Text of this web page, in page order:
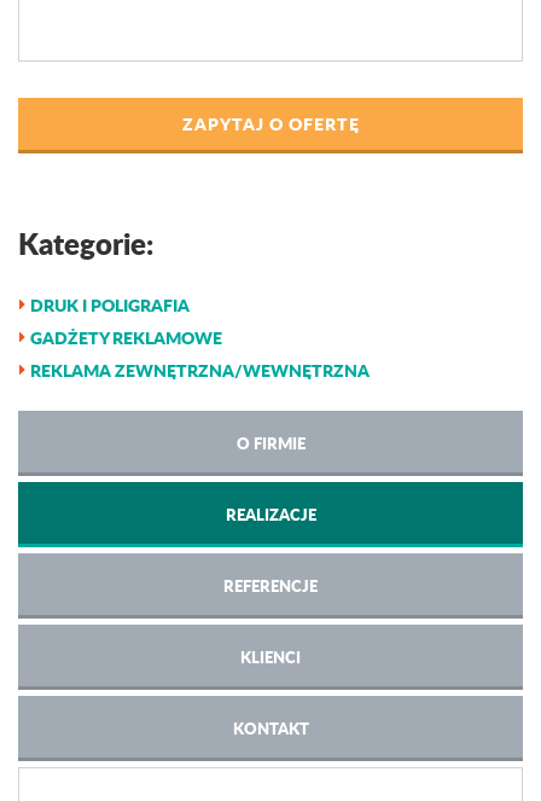
ZAPYTAJ O OFERTĘ
Kategorie:
DRUK I POLIGRAFIA
GADŻETY REKLAMOWE
REKLAMA ZEWNĘTRZNA/WEWNĘTRZNA
O FIRMIE
REALIZACJE
REFERENCJE
KLIENCI
KONTAKT